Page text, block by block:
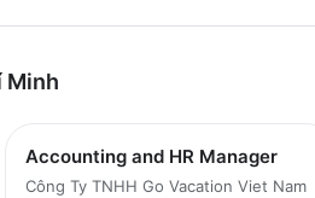
Minh
Accounting and HR Manager
Công Ty TNHH Go Vacation Viet Nam